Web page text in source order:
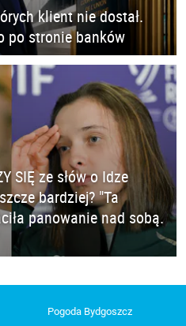
klient nie dostał.
po stronie banków
SIĘ ze słów o Idze
bardziej? "Ta
panowanie nad sobą.
Pogoda Bydgoszcz